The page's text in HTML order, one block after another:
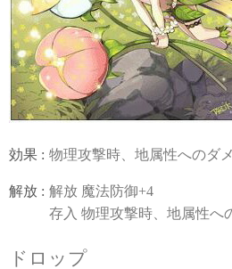
効果 : 物理攻撃時、地属性へのダ
解放 : 解放 魔法防御+4
存入 物理攻撃時、地属性へ
ドロップ